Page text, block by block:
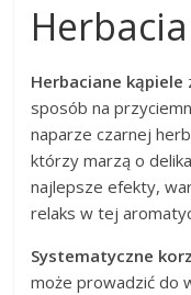
Herbaciane kąpiele
sposób na
naparze czarnej
którzy marzą o
najlepsze efekty,
relaks w tej
Systematyczne
może prowadzić do